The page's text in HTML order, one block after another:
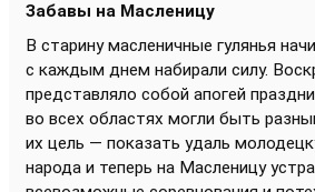
Забавы на Масленицу
В старину масленичные гулянья
с каждым днем набирали силу.
представляло собой апогей
во всех областях могли быть
их цель — показать удаль
народа и теперь на Масленицу